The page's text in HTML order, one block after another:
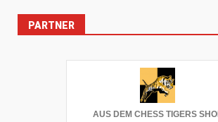
PARTNER
AUS DEM CHESS TIGERS